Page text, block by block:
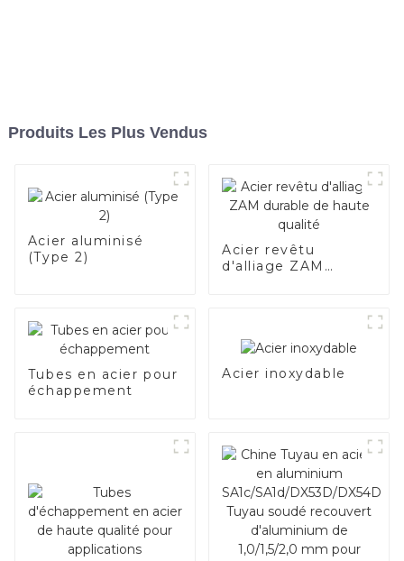
Produits Les Plus Vendus
Acier aluminisé
(Type 2)
Acier revêtu
d'alliage ZAM
Tubes en acier pour
échappement
Acier inoxydable